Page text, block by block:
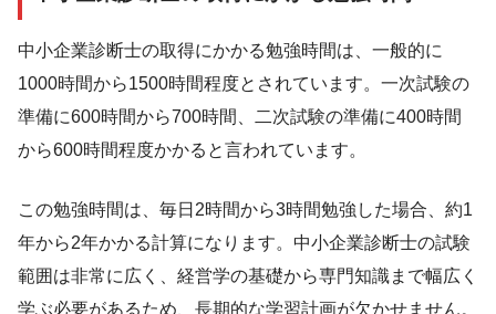
中小企業診断士の取得にかかる勉強時間は、一般的に
1000時間から1500時間程度とされています。一次試験の
準備に600時間から700時間、二次試験の準備に400時間
から600時間程度かかると言われています。
この勉強時間は、毎日2時間から3時間勉強した場合、約1
年から2年かかる計算になります。中小企業診断士の試験
範囲は非常に広く、経営学の基礎から専門知識まで幅広く
学ぶ必要があるため、長期的な学習計画が欠かせません。